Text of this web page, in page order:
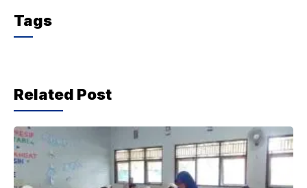
c
e
o
k
p
Tags
Related Post